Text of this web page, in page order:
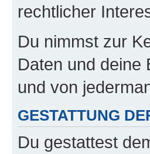
rechtlicher
Du nimmst zur
Daten und deine
und von
GESTATTUNG
Du gestattest